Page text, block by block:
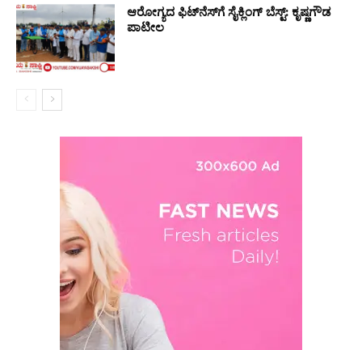
ಆರೋಗ್ಯದ ಫಿಟ್‌ನೆಸ್‌ಗೆ ಸೈಕ್ಲಿಂಗ್ ಬೆಸ್ಟ್: ಕೃಷ್ಣಗೌಡ
ಪಾಟೀಲ